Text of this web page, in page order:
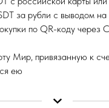
за рубли с выводом
по QR-коду через
Мир, привязанную к
ею